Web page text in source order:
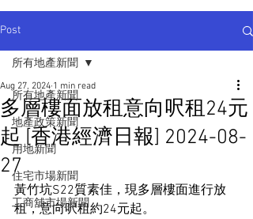
Post
所有地產新聞
地產政策新聞
用地新聞
住宅市場新聞
工商舖市場新聞
所有地產新聞
多層樓面放租意向呎租24元
起 [香港經濟日報] 2024-08-
27
Aug 27, 2024 1 min read
黃竹坑S22質素佳，現多層樓面進行放
租，意向呎租約24元起。